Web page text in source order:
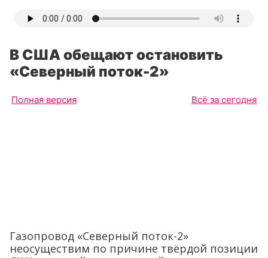
В США обещают остановить
«Северный поток-2»
Полная версия Всё за сегодня
Газопровод «Северный поток-2»
неосуществим по причине твёрдой позиции